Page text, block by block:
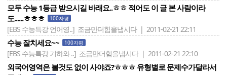
모두 수능 1등급 받으시길 바래요..ㅎㅎ 적어도 이 글 본 사람이라
도......ㅎㅎㅎ
100자평
[EBS 수능특강 언어영..] 조금만더힘을냅시다 | 2011-02-21 22:11
수능 잘치세요~~ 100자평
[EBS 수능특강 기하와 ..] 조금만더힘을냅시다 | 2011-02-21 22:10
외국어영역은 볼것도 없이 사야죠?ㅎㅎㅎ 유형별로 문제수가달라서